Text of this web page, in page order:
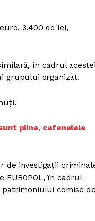
3.400 de lei,
în cadrul
grupului organizat.
pline, cafenelele
de investigații
în cadrul
patrimoniului comise de